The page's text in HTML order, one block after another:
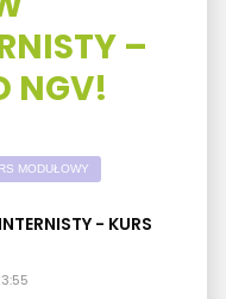
–
NGV!
MODUŁOWY
- KURS